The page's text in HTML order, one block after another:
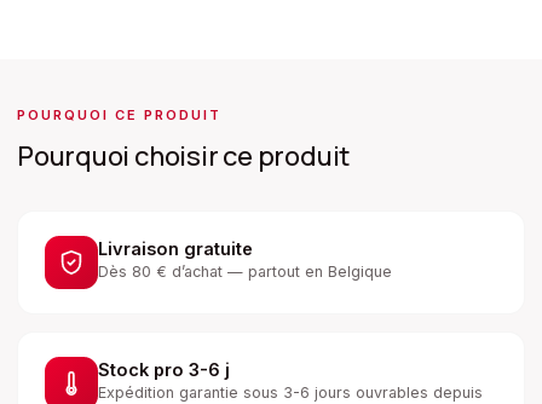
POURQUOI CE PRODUIT
Pourquoi choisir ce produit
Livraison gratuite
Dès 80 € d’achat — partout en Belgique
Stock pro 3-6 j
Expédition garantie sous 3-6 jours ouvrables depuis